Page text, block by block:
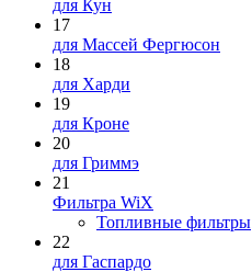
для Кун
17
для Массей Фергюсон
18
для Харди
19
для Кроне
20
для Гриммэ
21
Фильтра WiX
Топливные фильтры
22
для Гаспардо